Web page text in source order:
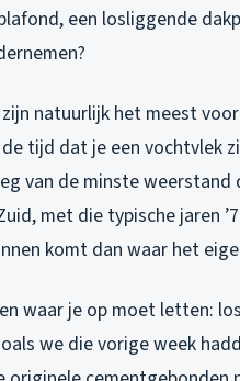
een losliggende
natuurlijk het meest
tijd dat je een vochtvlek
van de minste
met die typische jaren
komt dan waar het
waar je op moet letten:
we die vorige week